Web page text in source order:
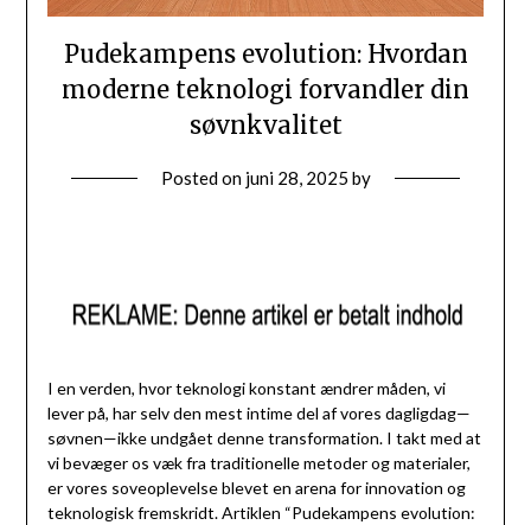
Pudekampens evolution: Hvordan
moderne teknologi forvandler din
søvnkvalitet
Posted on juni 28, 2025 by
I en verden, hvor teknologi konstant ændrer måden, vi
lever på, har selv den mest intime del af vores dagligdag—
søvnen—ikke undgået denne transformation. I takt med at
vi bevæger os væk fra traditionelle metoder og materialer,
er vores soveoplevelse blevet en arena for innovation og
teknologisk fremskridt. Artiklen “Pudekampens evolution: